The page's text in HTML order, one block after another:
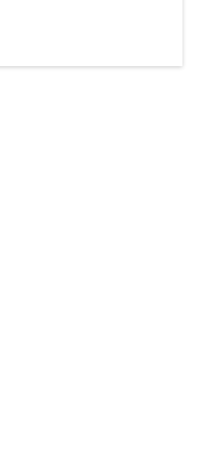
ist aber integrativer